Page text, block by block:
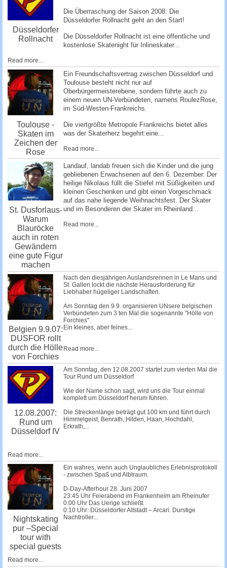
Düsseldorfer
Rollnacht
Die Überraschung der Saison 2008: Die
Düsseldorfer Rollnacht geht an den Start!
Die Düsseldorfer Rollnacht ist eine öffentliche und
kostenlose Skatenight für Inlineskater...
Read more...
Toulouse -
Skaten im
Zeichen der
Rose
Ein Freundschaftsvertrag zwischen Düsseldorf und
Toulouse besteht nicht nur auf
Oberbürgermeisterebene, sondern führte auch zu
einem neuen UN-Verbündeten, namens RoulezRose,
im Süd-Westen-Frankreichs.
Die viertgrößte Metropole Frankreichs bietet alles
was der Skaterherz begehrt:eine...
Read more...
St. Dusforlaus-
Warum
Blauröcke
auch in roten
Gewändern
eine gute Figur
machen
Landauf, landab freuen sich die Kinder und die jung
gebliebenen Erwachsenen auf den 6. Dezember. Der
heilige Nikolaus füllt die Stiefel mit Süßigkeiten und
kleinen Geschenken und gibt einen Vorgeschmack
auf das nahe liegende Weihnachtsfest. Der Skater
und im Besonderen der Skater im Rheinland...
Read more...
Belgien 9.9.07:
DUSFOR rollt
durch die Hölle
von Forchies
Nach den diesjährigen Auslandsrennen in Le Mans und
St. Gallen lockt die nächste Herausforderung für
Liebhaber hügeliger Landschaften.
Am Sonntag den 9.9. organisieren UNsere belgischen
Verbündeten zum 3 ten Mal die sogenannte "Hölle von
Forchies".
Ein kleines, aber feines...
Read more...
12.08.2007:
Rund um
Düsseldorf IV
Am Sonntag, den 12.08.2007 startet zum vierten Mal die
Tour Rund um Düsseldorf
Wie der Name schon sagt, wird uns die Tour einmal
komplett um Düsseldorf herum führen.
Die Streckenlänge beträgt gut 100 km und führt durch
Himmelgeist, Benrath, Hilden, Haan, Hochdahl,
Erkrath,...
Read more...
Nightskating
pur –Special
tour with
special guests
Ein wahres, wenn auch Unglaubliches Erlebnisprotokoll
- zwischen Spaß und Albtraum.
D-Day-Afterhour 28. Juni 2007
23:45 Uhr Feierabend im Frankenheim am Rheinufer
0:00 Uhr Das Uerige schließt.
0:10 Uhr: Düsseldorfer Altstadt – Arcari. Durstige
Nachtroller...
Read more...